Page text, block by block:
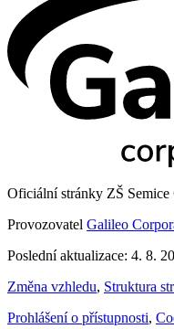
Oficiální stránky ZŠ
Provozovatel Galileo
Poslední aktualizace: 4. 8.
Změna vzhledu, Struktura
Prohlášení o přístupnosti,